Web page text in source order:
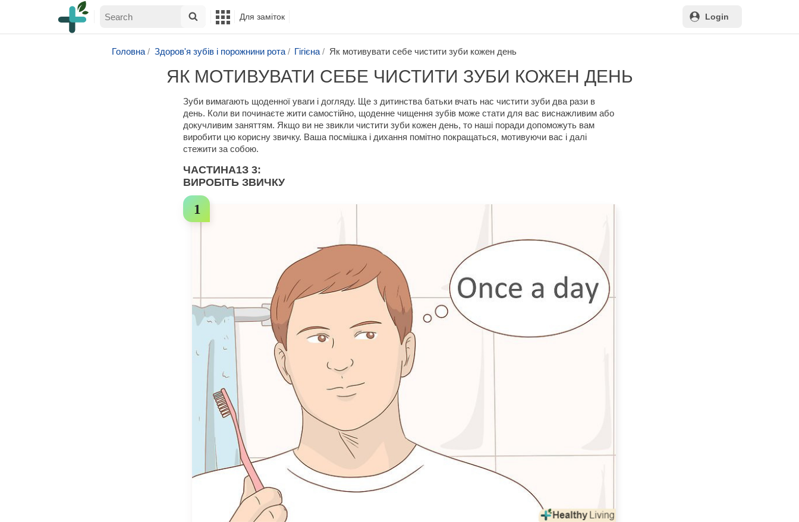
Для заміток Login
Головна Здоров'я зубів і порожнини рота Гігієна Як мотивувати себе чистити зуби кожен день
ЯК МОТИВУВАТИ СЕБЕ ЧИСТИТИ ЗУБИ КОЖЕН ДЕНЬ
Зуби вимагають щоденної уваги і догляду. Ще з дитинства батьки вчать нас чистити зуби два рази в
день. Коли ви починаєте жити самостійно, щоденне чищення зубів може стати для вас виснажливим або
докучливим заняттям. Якщо ви не звикли чистити зуби кожен день, то наші поради допоможуть вам
виробити цю корисну звичку. Ваша посмішка і дихання помітно покращаться, мотивуючи вас і далі
стежити за собою.
ЧАСТИНА1З 3:
ВИРОБІТЬ ЗВИЧКУ